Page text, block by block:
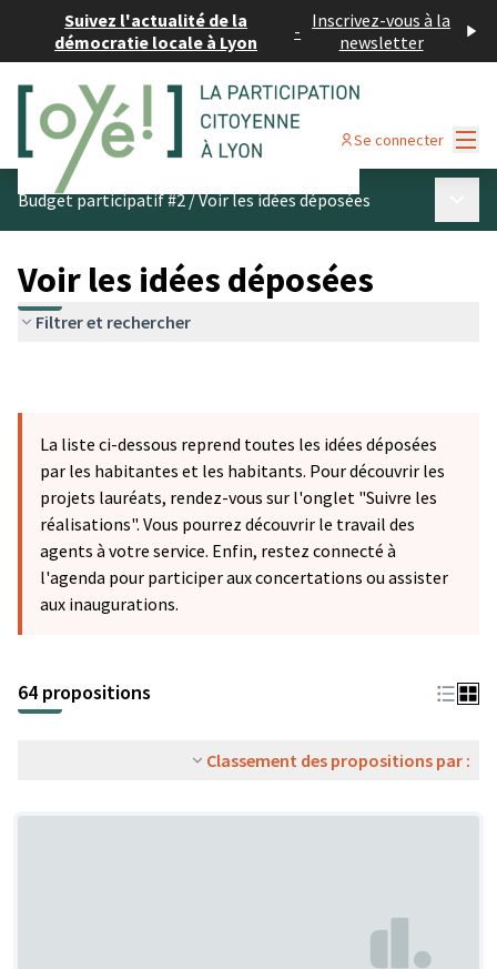
Suivez l'actualité de la
démocratie locale à Lyon
- Inscrivez-vous à la
newsletter
Se connecter
Budget participatif #2/Voir les idées déposées
Voir les idées déposées
Filtrer et rechercher
La liste ci-dessous reprend toutes les idées déposées
par les habitantes et les habitants. Pour découvrir les
projets lauréats, rendez-vous sur l'onglet "Suivre les
réalisations". Vous pourrez découvrir le travail des
agents à votre service. Enfin, restez connecté à
l'agenda pour participer aux concertations ou assister
aux inaugurations.
64 propositions
Classement des propositions par :